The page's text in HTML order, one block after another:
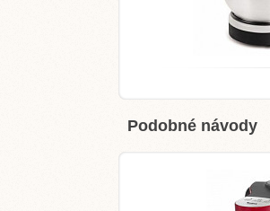
Podobné návody